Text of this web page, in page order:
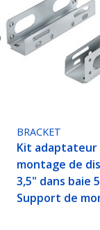
BRACKET
Kit adaptateur
montage de
3,5" dans baie
Support de